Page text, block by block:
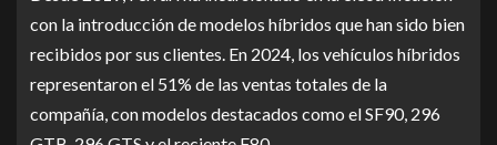
con la introducción de modelos híbridos que han sido bien
recibidos por sus clientes. En 2024, los vehículos híbridos
representaron el 51% de las ventas totales de la
compañía, con modelos destacados como el SF90, 296